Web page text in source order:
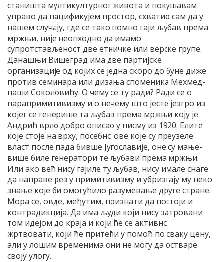
станишта мултикултурног живота и покушавам
управо да пацификујем простор, схватио сам да у
нашем случају, где се тако помно гаји љубав према
мржњи, није неопходно да имамо
супротстављеност две етничке или верске групе.
Данашњи Вишеград има две партијске
организације од којих се једна скоро до буне диже
против семинара или дизања споменика Мехмед-
паши Соколовићу. О чему се ту ради? Ради се о
парапримитивизму и о нечему што јесте језгро из
којег се генерише та љубав према мржњи коју је
Андрић врло добро описао у писму из 1920. Елите
које стоје на врху, посебно ове које су преузеле
власт после пада бивше Југославије, оне су мање-
више биле генератори те љубави према мржњи.
Или ако већ нису гајиле ту љубав, нису имале снаге
да направе рез у примитивизму и убризгају му неко
знање које би омогућило разумевање друге стране.
Мора се, овде, међутим, признати да постоји и
контрадикција. Да има људи који нису затровани
том идејом до краја и који ће се активно
жртвовати, који ће притећи у помоћ по сваку цену,
али у лошим временима они не могу да остваре
своју улогу.